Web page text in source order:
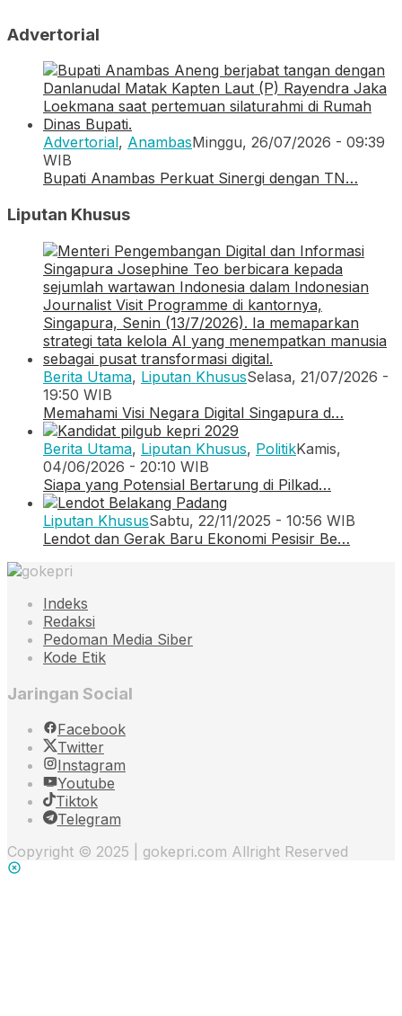
Advertorial
Advertorial, AnambasMinggu, 26/07/2026 - 09:39
WIB
Bupati Anambas Perkuat Sinergi dengan TN…
Liputan Khusus
Berita Utama, Liputan KhususSelasa, 21/07/2026 -
19:50 WIB
Memahami Visi Negara Digital Singapura d…
Berita Utama, Liputan Khusus, PolitikKamis,
04/06/2026 - 20:10 WIB
Siapa yang Potensial Bertarung di Pilkad…
Liputan KhususSabtu, 22/11/2025 - 10:56 WIB
Lendot dan Gerak Baru Ekonomi Pesisir Be…
Indeks
Redaksi
Pedoman Media Siber
Kode Etik
Jaringan Social
Facebook
Twitter
Instagram
Youtube
Tiktok
Telegram
Copyright © 2025 | gokepri.com Allright Reserved